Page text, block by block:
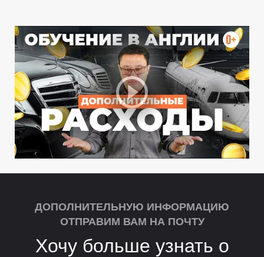
У
ДОПОЛНИТЕЛЬНУЮ ИНФОРМАЦИЮ
ОТПРАВИМ ВАМ НА ПОЧТУ
Хочу больше узнать о